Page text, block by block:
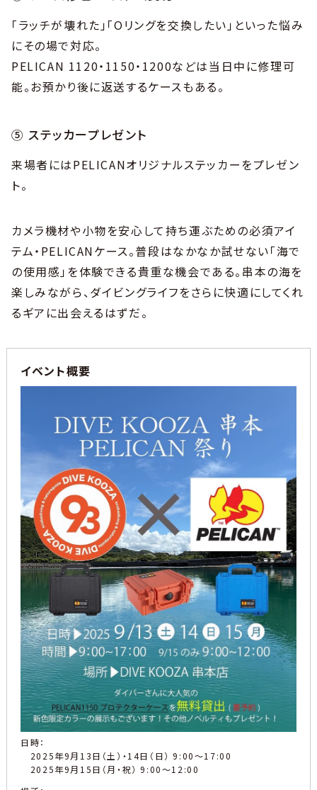
「ラッチが壊れた」「Oリングを交換したい」といった悩み
にその場で対応。
PELICAN 1120・1150・1200などは当日中に修理可
能。お預かり後に返送するケースもある。
⑤ ステッカープレゼント
来場者にはPELICANオリジナルステッカーをプレゼン
ト。
カメラ機材や小物を安心して持ち運ぶための必須アイ
テム・PELICANケース。普段はなかなか試せない「海で
の使用感」を体験できる貴重な機会である。串本の海を
楽しみながら、ダイビングライフをさらに快適にしてくれ
るギアに出会えるはずだ。
イベント概要
日時：
2025年9月13日（土）・14日（日） 9:00～17:00
2025年9月15日（月・祝） 9:00～12:00